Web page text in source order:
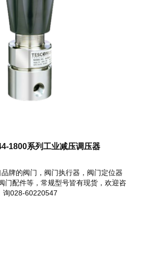
1800系列工业减压调压器
牌的阀门，阀门执行器，阀门定位器
门配件等，常规型号皆有现货，欢迎咨
询028-60220547